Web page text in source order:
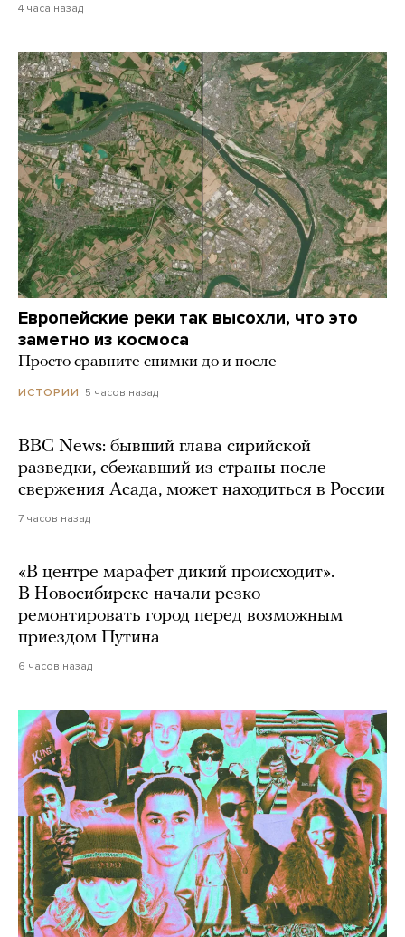
4 часа назад
Европейские реки так высохли, что это
заметно из космоса
Просто сравните снимки до и после
ИСТОРИИ 5 часов назад
BBC News: бывший глава сирийской
разведки, сбежавший из страны после
свержения Асада, может находиться в России
7 часов назад
«В центре марафет дикий происходит».
В Новосибирске начали резко
ремонтировать город перед возможным
приездом Путина
6 часов назад